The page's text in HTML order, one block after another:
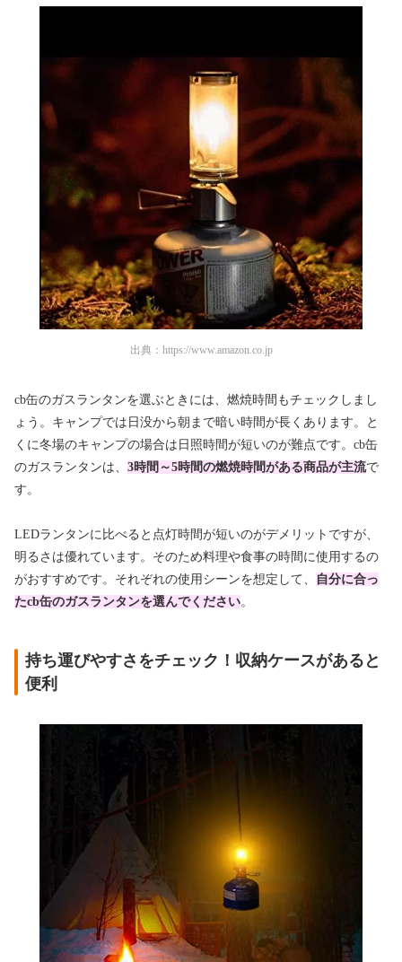
出典： https://www.amazon.co.jp
cb缶のガスランタンを選ぶときには、燃焼時間もチェックしまし
ょう。キャンプでは日没から朝まで暗い時間が長くあります。と
くに冬場のキャンプの場合は日照時間が短いのが難点です。cb缶
のガスランタンは、 3時間～5時間の燃焼時間がある商品が主流で
す。
LEDランタンに比べると点灯時間が短いのがデメリットですが、
明るさは優れています。そのため料理や食事の時間に使用するの
がおすすめです。それぞれの使用シーンを想定して、
自分に合っ
たcb缶のガスランタンを選んでください。
持ち運びやすさをチェック！収納ケースがあると
便利